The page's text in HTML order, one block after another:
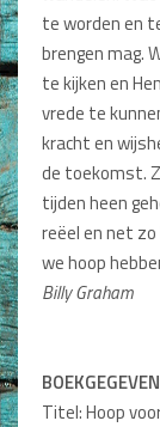
Gideonietjes
Dagboeken
Gebed
Bijbel en
Alphacursus
Vervolgde kerk
Kerk en Israël
te worden en
brengen mag.
te kijken en
vrede te
kracht en
de toekomst.
tijden heen
reëel en net
we hoop
Billy Graham
Titel: Hoop